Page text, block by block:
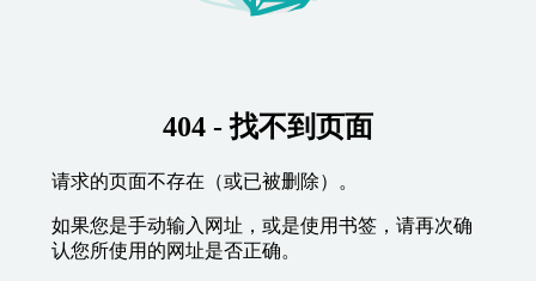
404 - 找不到页面
请求的页面不存在（或已被删除）。
如果您是手动输入网址，或是使用书签，请再次确
认您所使用的网址是否正确。